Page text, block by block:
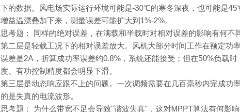
下的数据。风电场实际运行环境可能是-30℃的寒冬深夜，也可能是
增益温漂叠加下来，测量误差可能扩大到1%-2%。
思考题： 同样的绝对误差，在满载和半载时对相对误差的影响有何不
第二层是轻载工况下的相对误差放大。风机大部分时间工作在额定功
误差是2A，折算成功率误差约0.8%，系统还能接受；但在50%负载
度、有功控制精度都会明显下滑。
第三层是动态响应跟不上的问题。一次调频需要在几百毫秒内完成功
的是失真的电流波形。
思考题： 为什么带宽不足会导致"谐波失真"，这对MPPT算法有何影响